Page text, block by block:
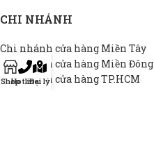
CHI NHÁNH
Chi nhánh cửa hàng Miền Tây
Chi nhánh cửa hàng Miền Đông
Chi nhánh cửa hàng TP.HCM
ShopHotlineĐại lý